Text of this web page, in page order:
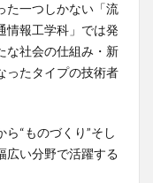
た一つしかない「流
情報工学科」では発
な社会の仕組み・新
ったタイプの技術者
“ものづくり”そし
広い分野で活躍する